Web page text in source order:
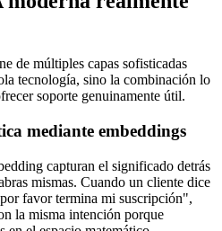
de múltiples capas sofisticadas
tecnología, sino la combinación lo
soporte genuinamente útil.
mediante embeddings
capturan el significado detrás
mismas. Cuando un cliente dice
favor termina mi suscripción",
la misma intención porque